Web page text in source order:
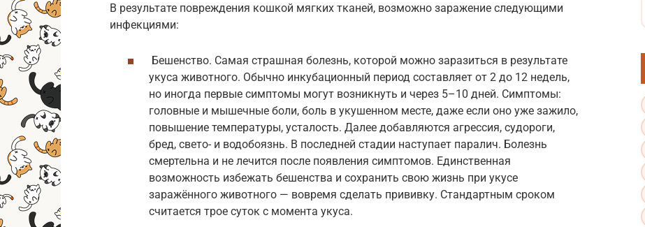
В результате повреждения кошкой мягких тканей, возможно заражение следующими
инфекциями:
Бешенство. Самая страшная болезнь, которой можно заразиться в результате
укуса животного. Обычно инкубационный период составляет от 2 до 12 недель,
но иногда первые симптомы могут возникнуть и через 5–10 дней. Симптомы:
головные и мышечные боли, боль в укушенном месте, даже если оно уже зажило,
повышение температуры, усталость. Далее добавляются агрессия, судороги,
бред, свето- и водобоязнь. В последней стадии наступает паралич. Болезнь
смертельна и не лечится после появления симптомов. Единственная
возможность избежать бешенства и сохранить свою жизнь при укусе
заражённого животного — вовремя сделать прививку. Стандартным сроком
считается трое суток с момента укуса.